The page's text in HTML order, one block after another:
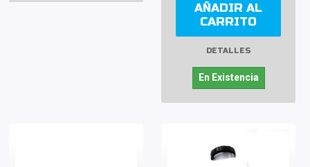
AÑADIR AL
CARRITO
DETALLES
En Existencia